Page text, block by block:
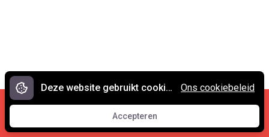
Cookies en privacy •
Contact
© 2007 - 2026 Spreekwoorden.nl
Deze website gebruikt cookies.
Accepteren
Accepteren
Ons cookiebeleid